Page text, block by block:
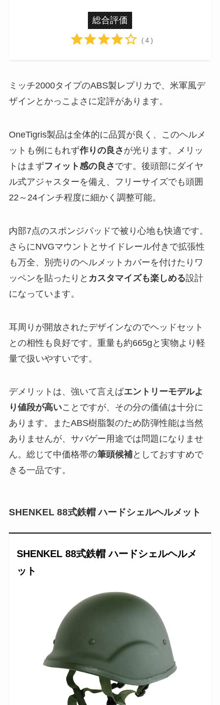
総合評価
( 4 )
ミッチ2000タイプのABS製レプリカで、米軍風デ
ザインとかっこよさに定評があります​。
OneTigris製品は全体的に品質が良く、このヘルメ
ットも例にもれず作りの良さ が光ります​。メリッ
トはまずフィット感の良さ です。後頭部にダイヤ
ル式アジャスターを備え、フリーサイズでも頭囲
22～24インチ程度に細かく調整可能​。
内部7点のスポンジパッドで被り心地も快適です​。
さらにNVGマウントとサイドレール付きで拡張性
も万全、別売りのヘルメットカバーを付けたりワ
ッペンを貼ったりと カスタマイズも楽しめる設計
になっています​。
耳周りが開放されたデザインなのでヘッドセット
との相性も良好です​。重量も約665gと実物より軽
量で扱いやすいです​。
デメリットは、強いて言えばエントリーモデルよ
り値段が高いことですが、その分の価値は十分に
あります。またABS樹脂製のため防弾性能は当然
ありませんが、サバゲー用途では問題になりませ
ん。総じて中価格帯の筆頭候補としておすすめで
きる一品です。
SHENKEL 88式鉄帽 ハードシェルヘルメット
SHENKEL 88式鉄帽 ハードシェルヘルメ
ット